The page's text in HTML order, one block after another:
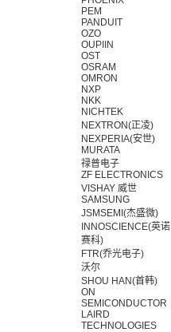
PEM
PANDUIT
OZO
OUPIIN
OST
OSRAM
OMRON
NXP
NKK
NICHTEK
NEXTRON(正凌)
NEXPERIA(安世)
MURATA
禄普电子
ZF ELECTRONICS
VISHAY 威世
SAMSUNG
JSMSEMI(杰盛微)
INNOSCIENCE(英诺
赛科)
FTR(乔光电子)
沃尔
SHOU HAN(首韩)
ON
SEMICONDUCTOR
LAIRD
TECHNOLOGIES